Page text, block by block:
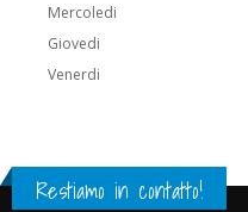
Mercoledi
Giovedi
Venerdi
Restiamo in contatto!